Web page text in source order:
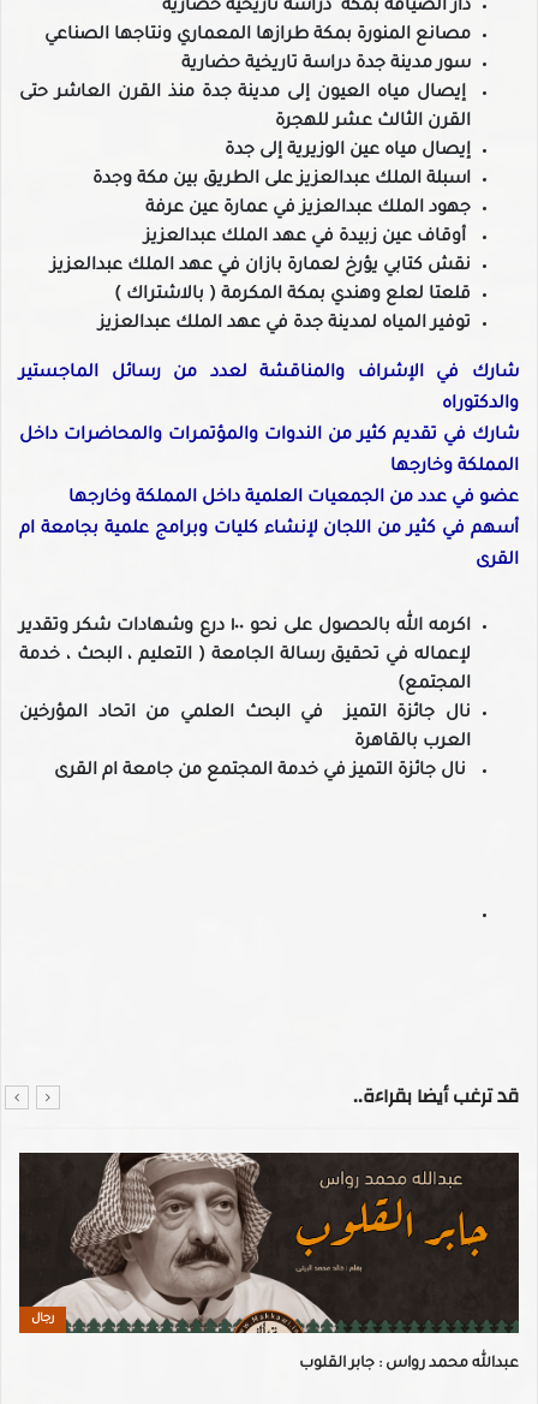
دار الضيافة بمكة دراسة تاريخية حضارية
مصانع المنورة بمكة طرازها المعماري ونتاجها الصناعي
سور مدينة جدة دراسة تاريخية حضارية
إيصال مياه العيون إلى مدينة جدة منذ القرن العاشر حتى
القرن الثالث عشر للهجرة
إيصال مياه عين الوزيرية إلى جدة
اسبلة الملك عبدالعزيز على الطريق بين مكة وجدة
جهود الملك عبدالعزيز في عمارة عين عرفة
أوقاف عين زبيدة في عهد الملك عبدالعزيز
نقش كتابي يؤرخ لعمارة بازان في عهد الملك عبدالعزيز
قلعتا لعلع وهندي بمكة المكرمة ( بالاشتراك )
توفير المياه لمدينة جدة في عهد الملك عبدالعزيز
شارك في الإشراف والمناقشة لعدد من رسائل الماجستير
والدكتوراه
شارك في تقديم كثير من الندوات والمؤتمرات والمحاضرات داخل
المملكة وخارجها
عضو في عدد من الجمعيات العلمية داخل المملكة وخارجها
أسهم في كثير من اللجان لإنشاء كليات وبرامج علمية بجامعة ام
القرى
اكرمه الله بالحصول على نحو ١٠٠ درع وشهادات شكر وتقدير
لإعماله في تحقيق رسالة الجامعة ( التعليم ، البحث ، خدمة
المجتمع)
نال جائزة التميز في البحث العلمي من اتحاد المؤرخين
العرب بالقاهرة
⁠نال جائزة التميز في خدمة المجتمع من جامعة ام القرى
قد ترغب أيضا بقراءة..
رجال
عبدالله محمد رواس : جابر القلوب